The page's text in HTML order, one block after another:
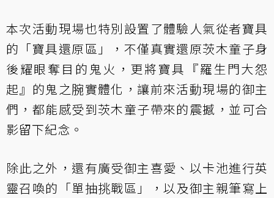
本次活動現場也特別設置了體驗人氣從者寶具
的「寶具還原區」，不僅真實還原茨木童子身
後耀眼奪目的鬼火，更將寶具『羅生門大怨
起』的鬼之腕實體化，讓前來活動現場的御主
們，都能感受到茨木童子帶來的震撼，並可合
影留下紀念。
除此之外，還有廣受御主喜愛、以卡池進行英
靈召喚的「單抽挑戰區」，以及御主親筆寫上